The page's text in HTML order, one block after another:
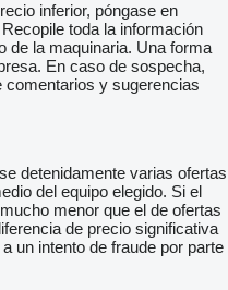
inferior, póngase en
toda la información
de la maquinaria. Una forma
En caso de sospecha,
comentarios y sugerencias
detenidamente varias ofertas
del equipo elegido. Si el
menor que el de ofertas
de precio significativa
un intento de fraude por parte